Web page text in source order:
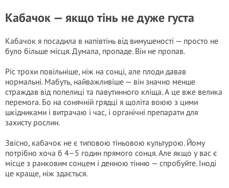
Кабачок — якщо тінь не дуже густа
Кабачок я посадила в напівтінь від вимушеності — просто не
було більше місця. Думала, пропаде. Він не пропав.
Ріс трохи повільніше, ніж на сонці, але плоди давав
нормальні. Мабуть, найважливіше — він значно менше
страждав від попелиці та павутинного кліща. А це вже велика
перемога. Бо на сонячній грядці я щоліта воюю з цими
шкідниками і витрачаю і час, і органічні препарати для
захисту рослин.
Звісно, кабачок не є типовою тіньовою культурою. Йому
потрібно хоча б 4–5 годин прямого сонця. Але якщо у вас є
місце з ранковим сонцем і денною тінню — спробуйте. Іноді
це краще, ніж здається.